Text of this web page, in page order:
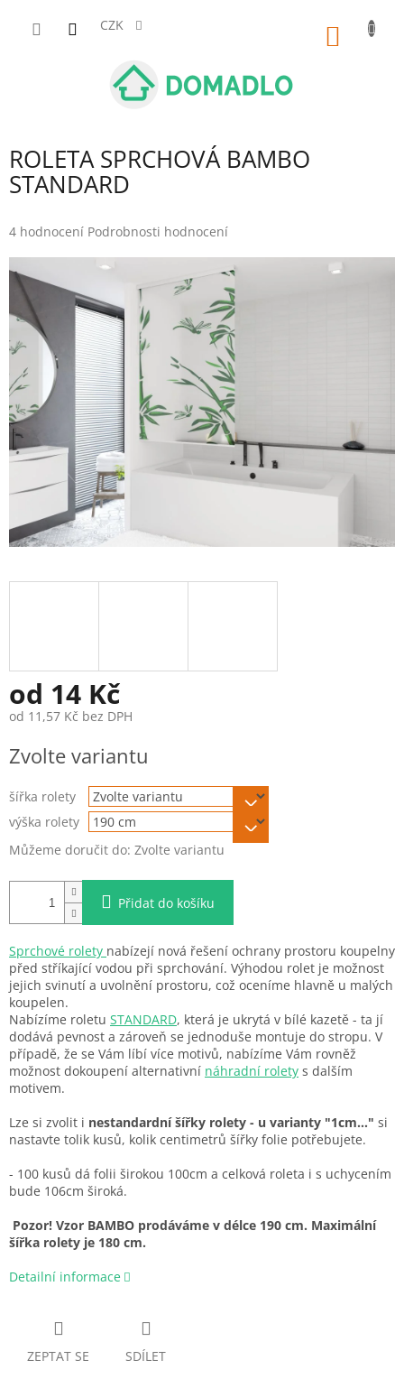
CZK
ROLETA SPRCHOVÁ BAMBO
STANDARD
Průměrné
je
5,0
z
hvězdiček.
4 hodnocení Podrobnosti hodnocení
od 14 Kč
od 11,57 Kč bez DPH
cena:
Zvolte variantu
šířka rolety
výška rolety
Můžeme doručit do: Zvolte variantu
Přidat do košíku
Sprchové rolety nabízejí nová řešení ochrany prostoru koupelny
před stříkající vodou při sprchování. Výhodou rolet je možnost
jejich svinutí a uvolnění prostoru, což oceníme hlavně u malých
koupelen.
Nabízíme roletu STANDARD, která je ukrytá v bílé kazetě - ta jí
dodává pevnost a zároveň se jednoduše montuje do stropu. V
případě, že se Vám líbí více motivů, nabízíme Vám rovněž
možnost dokoupení alternativní náhradní rolety s dalším
motivem.
Lze si zvolit i nestandardní šířky rolety - u varianty "1cm..." si
nastavte tolik kusů, kolik centimetrů šířky folie potřebujete.
- 100 kusů dá folii širokou 100cm a celková roleta i s uchycením
bude 106cm široká.
Pozor! Vzor BAMBO prodáváme v délce 190 cm. Maximální
šířka rolety je 180 cm.
Detailní informace
ZEPTAT SE SDÍLET